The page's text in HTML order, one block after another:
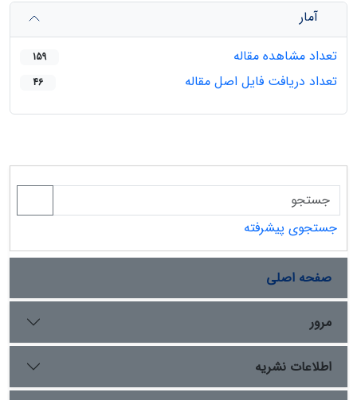
آمار
تعداد مشاهده مقاله
159
تعداد دریافت فایل اصل مقاله 46
جستجوی پیشرفته
صفحه اصلی
مرور
اطلاعات نشریه